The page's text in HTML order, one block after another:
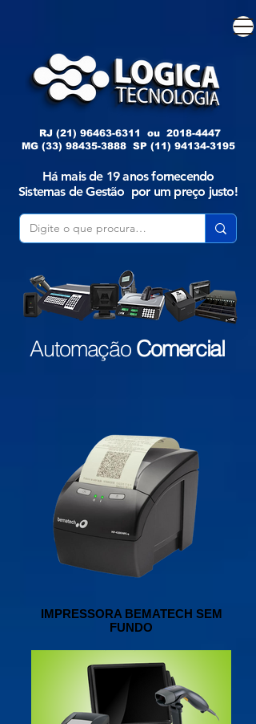
RJ (21) 96463-6311 ou 2018-4447
MG (33) 98435-3888 SP (11) 94134-3195
Há mais de 19 anos fornecendo
Sistemas de Gestão por um preço justo!
Automação Comercial
IMPRESSORA BEMATECH SEM
FUNDO